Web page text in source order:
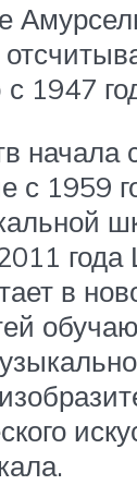
1947
начала
с 1959
года
в